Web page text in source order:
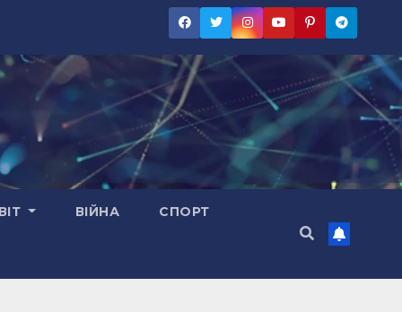
ВІЙНА СПОРТ